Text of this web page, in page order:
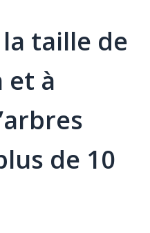
taille de
et à
de 10